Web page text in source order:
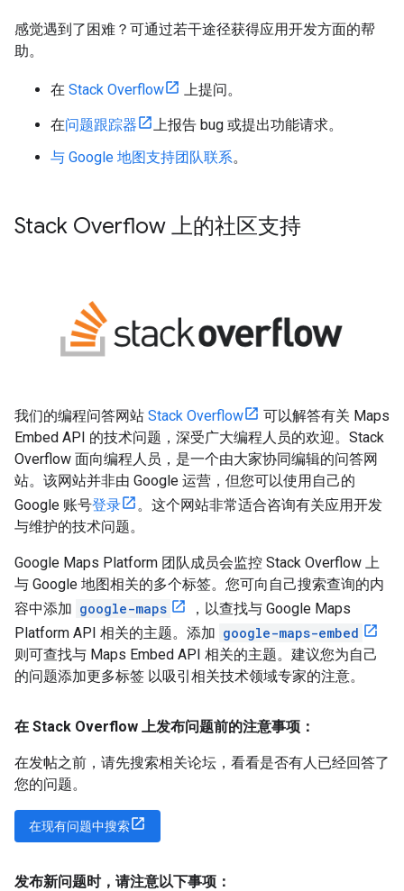
感觉遇到了困难？可通过若干途径获得应用开发方面的帮
助。
在 Stack Overflow 上提问。
在问题跟踪器
上报告 bug 或提出功能请求。
与 Google 地图支持团队联系。
Stack Overflow 上的社区支持
我们的编程问答网站 Stack Overflow
可以解答有关 Maps
Embed API 的技术问题，深受广大编程人员的欢迎。Stack
Overflow 面向编程人员，是一个由大家协同编辑的问答网
站。该网站并非由 Google 运营，但您可以使用自己的
Google 账号登录
。这个网站非常适合咨询有关应用开发
与维护的技术问题。
Google Maps Platform 团队成员会监控 Stack Overflow 上
与 Google 地图相关的多个标签。您可向自己搜索查询的内
容中添加 google-maps
，以查找与 Google Maps
Platform API 相关的主题。添加 google-maps-embed
则可查找与 Maps Embed API 相关的主题。建议您为自己
的问题添加更多标签 以吸引相关技术领域专家的注意。
在 Stack Overflow 上发布问题前的注意事项：
在发帖之前，请先搜索相关论坛，看看是否有人已经回答了
您的问题。
在现有问题中搜索
发布新问题时，请注意以下事项：